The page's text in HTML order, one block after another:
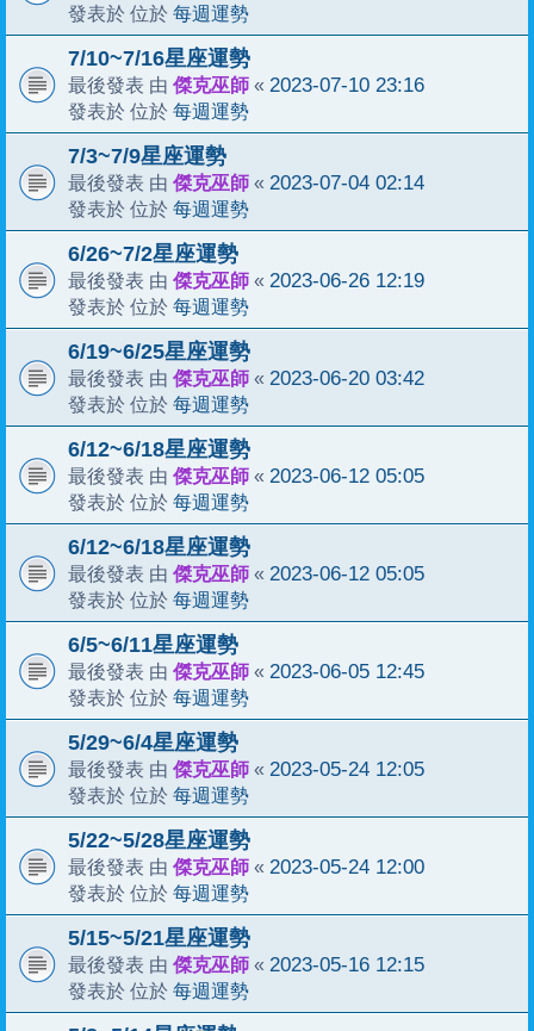
發表於 位於 每週運勢
7/10~7/16星座運勢
最後發表 由 傑克巫師 « 2023-07-10 23:16
發表於 位於 每週運勢
7/3~7/9星座運勢
最後發表 由 傑克巫師 « 2023-07-04 02:14
發表於 位於 每週運勢
6/26~7/2星座運勢
最後發表 由 傑克巫師 « 2023-06-26 12:19
發表於 位於 每週運勢
6/19~6/25星座運勢
最後發表 由 傑克巫師 « 2023-06-20 03:42
發表於 位於 每週運勢
6/12~6/18星座運勢
最後發表 由 傑克巫師 « 2023-06-12 05:05
發表於 位於 每週運勢
6/12~6/18星座運勢
最後發表 由 傑克巫師 « 2023-06-12 05:05
發表於 位於 每週運勢
6/5~6/11星座運勢
最後發表 由 傑克巫師 « 2023-06-05 12:45
發表於 位於 每週運勢
5/29~6/4星座運勢
最後發表 由 傑克巫師 « 2023-05-24 12:05
發表於 位於 每週運勢
5/22~5/28星座運勢
最後發表 由 傑克巫師 « 2023-05-24 12:00
發表於 位於 每週運勢
5/15~5/21星座運勢
最後發表 由 傑克巫師 « 2023-05-16 12:15
發表於 位於 每週運勢